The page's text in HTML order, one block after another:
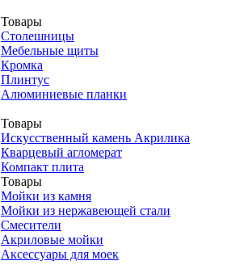
Товары
Столешницы
Мебельные щиты
Кромка
Плинтус
Алюминиевые планки
Товары
Искусственный камень Акрилика
Кварцевый агломерат
Компакт плита
Товары
Мойки из камня
Мойки из нержавеющей стали
Смесители
Акриловые мойки
Аксессуары для моек